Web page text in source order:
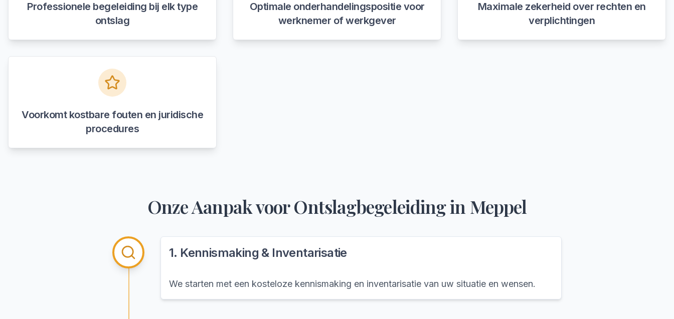
Professionele begeleiding bij elk type
ontslag
Optimale onderhandelingspositie voor
werknemer of werkgever
Maximale zekerheid over rechten en
verplichtingen
Voorkomt kostbare fouten en juridische
procedures
Onze Aanpak voorOntslagbegeleidingin Meppel
1. Kennismaking & Inventarisatie
We starten met een kosteloze kennismaking en inventarisatie van uw situatie en wensen.